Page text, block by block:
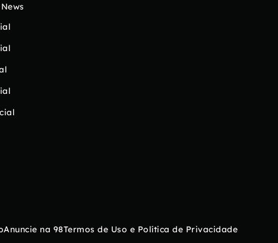
Anuncie na 98Termos de Uso e Política de Privacidade